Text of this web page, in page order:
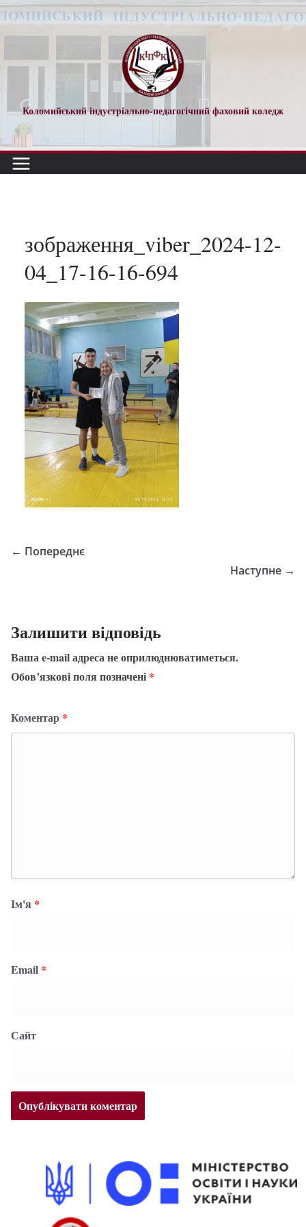
Перейти
до
Коломийський індустріально-педагогічний фаховий коледж
зображення_viber_2024-12-
04_17-16-16-694
← Попереднє
Наступне →
Залишити відповідь
Ваша e-mail адреса не оприлюднюватиметься.
Обов’язкові поля позначені *
Коментар *
Ім'я *
Email *
Сайт